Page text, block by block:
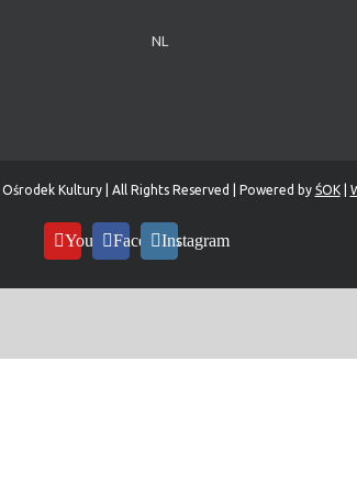
NL
Kultury | All Rights Reserved | Powered by ŚOK|
YouTubeFacebookInstagram